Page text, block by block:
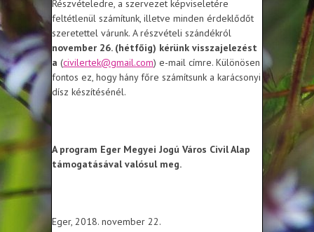
Részvételedre, a szervezet képviseletére
feltétlenül számítunk, illetve minden érdeklődőt
szeretettel várunk. A részvételi szándékról
november 26. (hétfőig) kérünk visszajelezést
a (civilertek@gmail.com) e-mail címre. Különösen
fontos ez, hogy hány főre számítsunk a karácsonyi
dísz készítésénél.
A program Eger Megyei Jogú Város Civil Alap
támogatásával valósul meg.
Eger, 2018. november 22.